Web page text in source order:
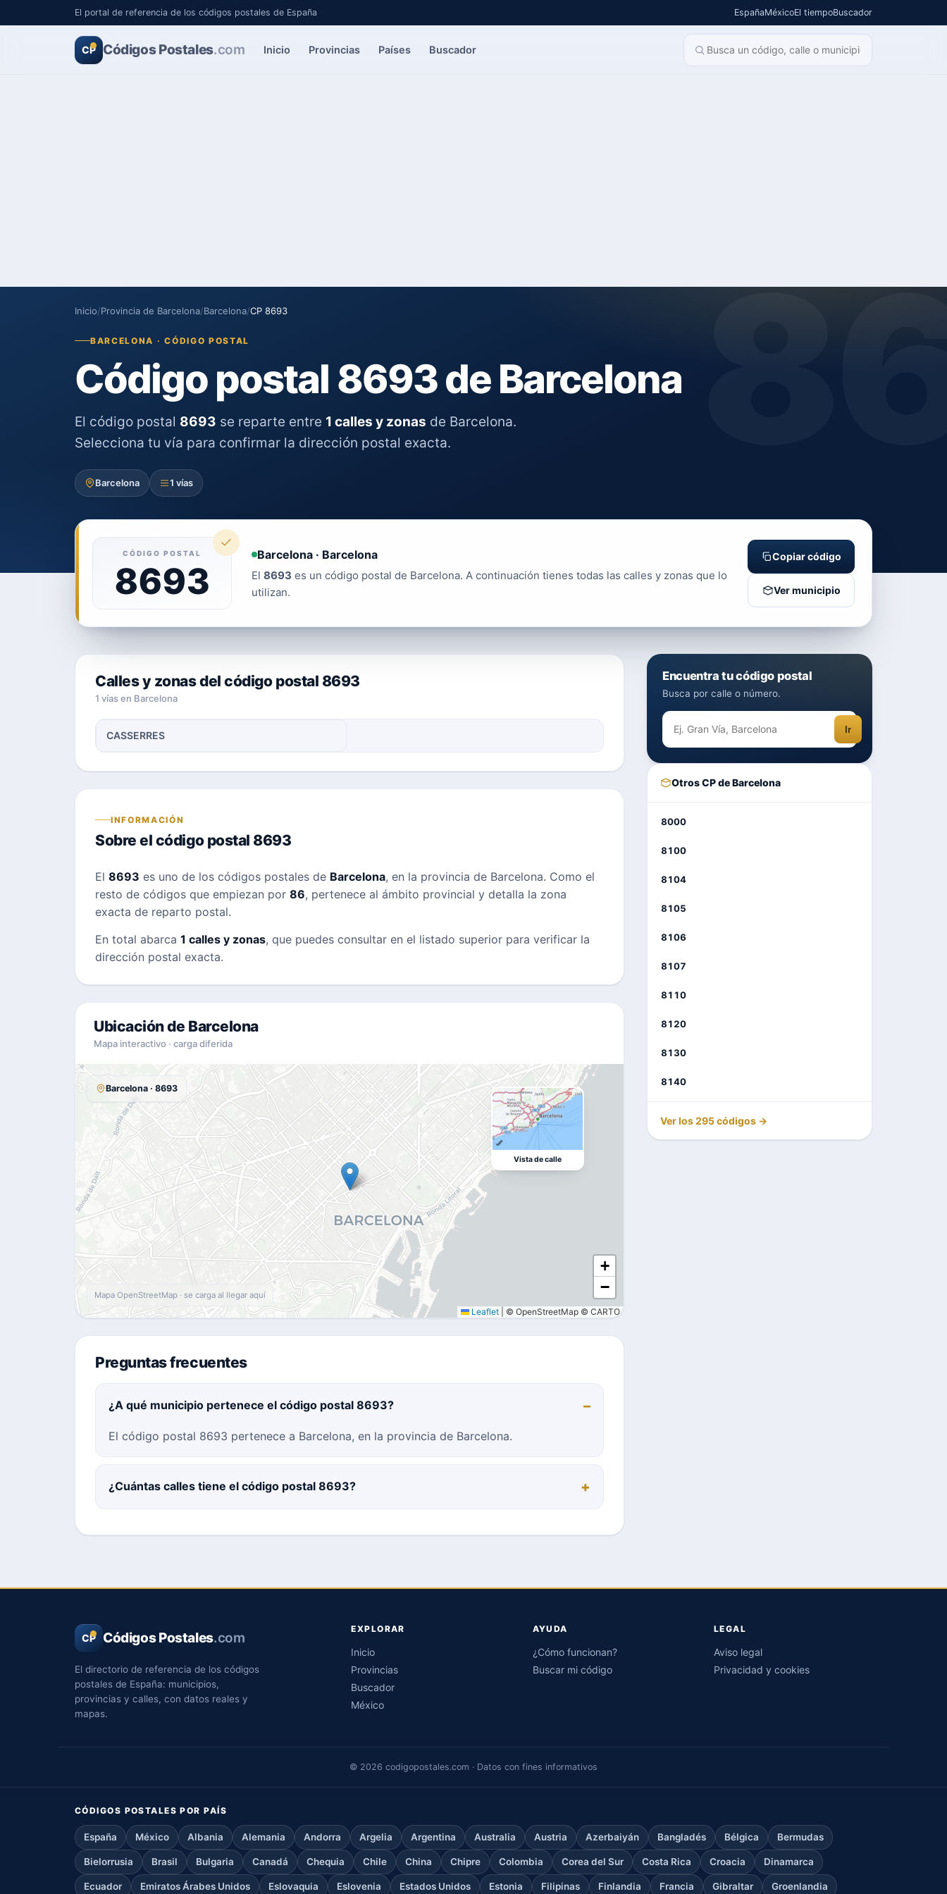
El portal de referencia de los códigos postales de España EspañaMéxicoEl tiempoBuscador
CP Códigos Postales.com Inicio Provincias Países Buscador
Inicio/Provincia de Barcelona/Barcelona/CP 8693
BARCELONA · CÓDIGO POSTAL
Código postal 8693 de Barcelona
El código postal 8693 se reparte entre 1 calles y zonas de Barcelona.
Selecciona tu vía para confirmar la dirección postal exacta.
Barcelona 1 vías
CÓDIGO POSTAL
8693
Barcelona · Barcelona
El 8693 es un código postal de Barcelona. A continuación tienes todas las calles y zonas que lo
utilizan.
Copiar código
Ver municipio
Calles y zonas del código postal 8693
1 vías en Barcelona
CASSERRES
INFORMACIÓN
Sobre el código postal 8693
El 8693 es uno de los códigos postales de Barcelona, en la provincia de Barcelona. Como el
resto de códigos que empiezan por 86, pertenece al ámbito provincial y detalla la zona
exacta de reparto postal.
En total abarca 1 calles y zonas, que puedes consultar en el listado superior para verificar la
dirección postal exacta.
Ubicación de Barcelona
Mapa interactivo · carga diferida
+
−
Leaflet © OpenStreetMap © CARTO
Barcelona · 8693
Vista de calle
Mapa OpenStreetMap · se carga al llegar aquí
Preguntas frecuentes
¿A qué municipio pertenece el código postal 8693?
El código postal 8693 pertenece a Barcelona, en la provincia de Barcelona.
¿Cuántas calles tiene el código postal 8693?
Encuentra tu código postal
Busca por calle o número.
Ir
Otros CP de Barcelona
8000
8100
8104
8105
8106
8107
8110
8120
8130
8140
Ver los 295 códigos →
CP Códigos Postales.com
El directorio de referencia de los códigos
postales de España: municipios,
provincias y calles, con datos reales y
mapas.
EXPLORAR
Inicio
Provincias
Buscador
México
AYUDA
¿Cómo funcionan?
Buscar mi código
LEGAL
Aviso legal
Privacidad y cookies
© 2026 codigopostales.com · Datos con fines informativos
CÓDIGOS POSTALES POR PAÍS
España México Albania Alemania Andorra Argelia Argentina Australia Austria Azerbaiyán Bangladés Bélgica Bermudas
Bielorrusia Brasil Bulgaria Canadá Chequia Chile China Chipre Colombia Corea del Sur Costa Rica Croacia Dinamarca
Ecuador Emiratos Árabes Unidos Eslovaquia Eslovenia Estados Unidos Estonia Filipinas Finlandia Francia Gibraltar Groenlandia